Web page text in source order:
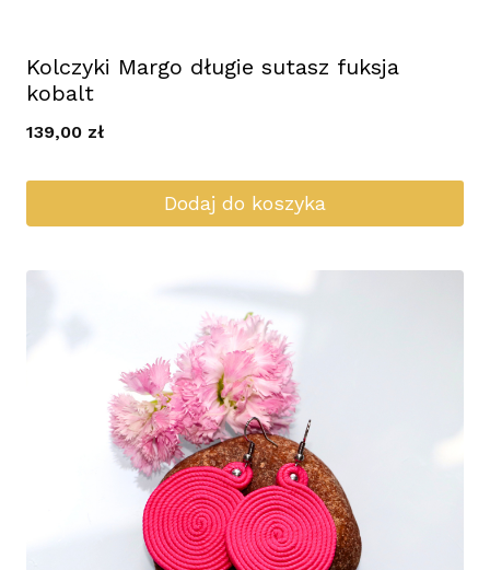
Kolczyki Margo długie sutasz fuksja
kobalt
139,00 zł
Dodaj do koszyka